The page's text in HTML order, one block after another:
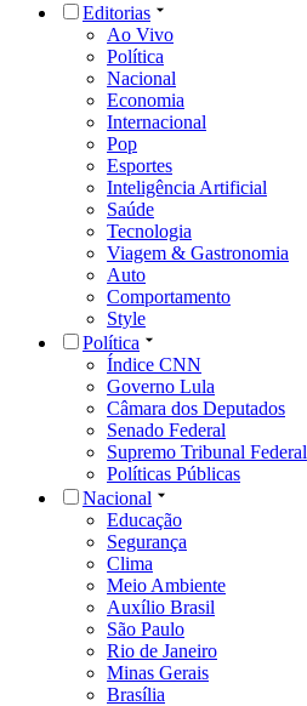
Editorias
Ao Vivo
Política
Nacional
Economia
Internacional
Pop
Esportes
Inteligência Artificial
Saúde
Tecnologia
Viagem & Gastronomia
Auto
Comportamento
Style
Política
Índice CNN
Governo Lula
Câmara dos Deputados
Senado Federal
Supremo Tribunal Federal
Políticas Públicas
Nacional
Educação
Segurança
Clima
Meio Ambiente
Auxílio Brasil
São Paulo
Rio de Janeiro
Minas Gerais
Brasília